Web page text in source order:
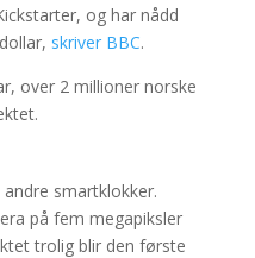
og har nådd
skriver BBC.
over 2 millioner norske
smartklokker.
på fem megapiksler
trolig blir den første